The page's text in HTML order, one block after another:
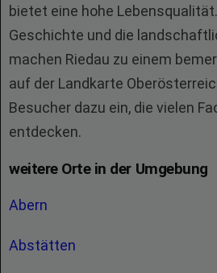
bietet eine hohe
Geschichte und die
machen Riedau zu einem
auf der Landkarte
Besucher dazu ein, die vielen
entdecken.
weitere Orte in der Umgebung
Abern
Abstätten